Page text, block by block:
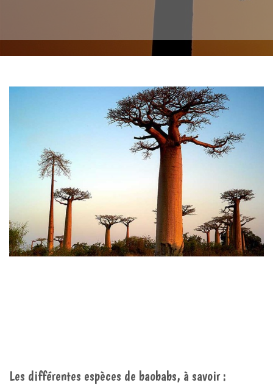
Les différentes espèces de baobabs, à savoir :